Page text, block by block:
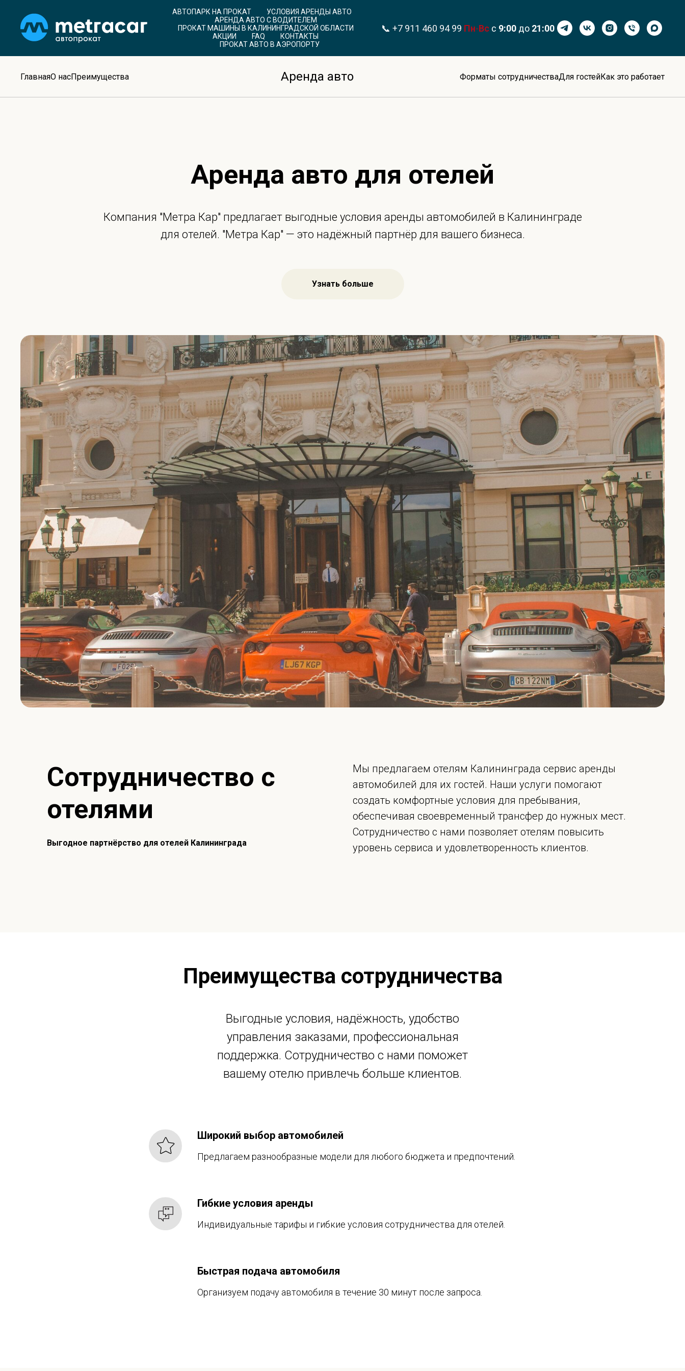
АВТОПАРК НА ПРОКАТ
УСЛОВИЯ АРЕНДЫ АВТО
АРЕНДА АВТО С ВОДИТЕЛЕМ
ПРОКАТ МАШИНЫ В КАЛИНИНГРАДСКОЙ ОБЛАСТИ
АКЦИИ
FAQ
КОНТАКТЫ
ПРОКАТ АВТО В АЭРОПОРТУ
📞 +7 911 460 94 99 Пн-Вс с 9:00 до 21:00
ГлавнаяО насПреимущества Аренда авто Форматы сотрудничестваДля гостейКак это работает
Аренда авто для отелей
Компания "Метра Кар" предлагает выгодные условия аренды автомобилей в Калининграде
для отелей. "Метра Кар" — это надёжный партнёр для вашего бизнеса.
Узнать больше
Сотрудничество с
отелями
Выгодное партнёрство для отелей Калининграда
Мы предлагаем отелям Калининграда сервис аренды
автомобилей для их гостей. Наши услуги помогают
создать комфортные условия для пребывания,
обеспечивая своевременный трансфер до нужных мест.
Сотрудничество с нами позволяет отелям повысить
уровень сервиса и удовлетворенность клиентов.
Преимущества сотрудничества
Выгодные условия, надёжность, удобство
управления заказами, профессиональная
поддержка. Сотрудничество с нами поможет
вашему отелю привлечь больше клиентов.
Широкий выбор автомобилей
Предлагаем разнообразные модели для любого бюджета и предпочтений.
Гибкие условия аренды
Индивидуальные тарифы и гибкие условия сотрудничества для отелей.
Быстрая подача автомобиля
Организуем подачу автомобиля в течение 30 минут после запроса.